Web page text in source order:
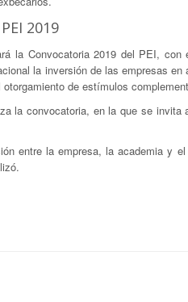
2019
la Convocatoria 2019 del PEI,
la inversión de las empresas
de estímulos
la convocatoria, en la que se
entre la empresa, la academia y